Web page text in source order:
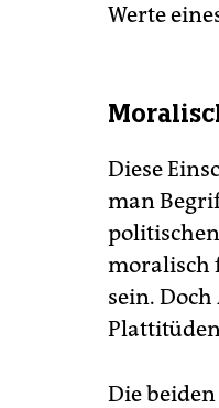
Werte
Diese
man
moralisch
sein.
Die